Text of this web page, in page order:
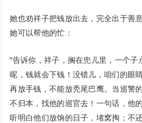
她也劝祥子把钱放出去，完全出于善
她可以帮他的忙：
“告诉你，祥子，搁在兜儿里，一个子
呢，钱就会下钱！没错儿，咱们的眼
再放手钱，不能放秃尾巴鹰。当巡警
不归本，找他的巡官去！一句话，他
听明白他们放饷的日子，堵窝掏；不